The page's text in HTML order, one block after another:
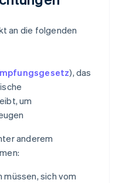
an die folgenden
), das
um
anderem
müssen, sich vom